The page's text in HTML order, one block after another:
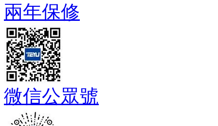
兩年保修
微信公眾號